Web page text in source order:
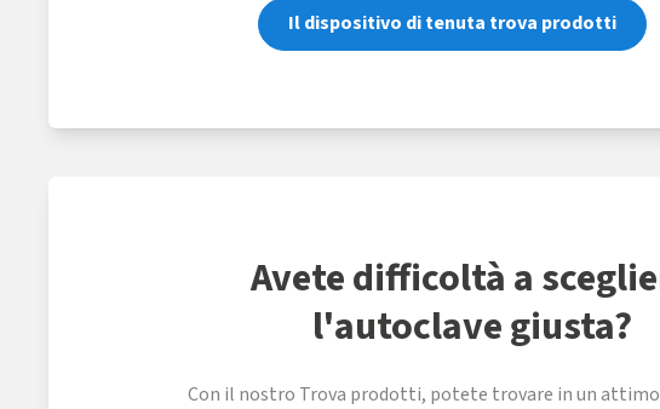
Il dispositivo di tenuta trova prodotti
Avete difficoltà a
l'autoclave giusta?
Con il nostro Trova prodotti, potete trovare in un